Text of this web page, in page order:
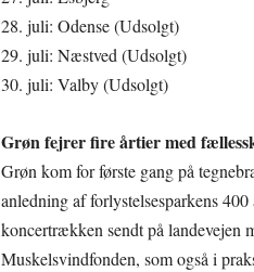
28. juli: Odense (Udsolgt)
29. juli: Næstved (Udsolgt)
30. juli: Valby (Udsolgt)
Grøn fejrer fire årtier med
Grøn kom for første gang på
anledning af forlystelsesparkens
koncertrækken sendt på landevejen
Muskelsvindfonden, som også i